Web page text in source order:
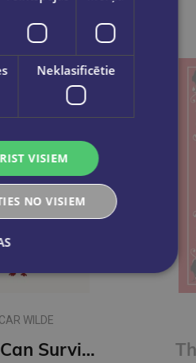
WILDE
A Poet Can Survive Everything But a Misprint (Penguin Archive)
Neklasificētie
VISIEM
NO VISIEM